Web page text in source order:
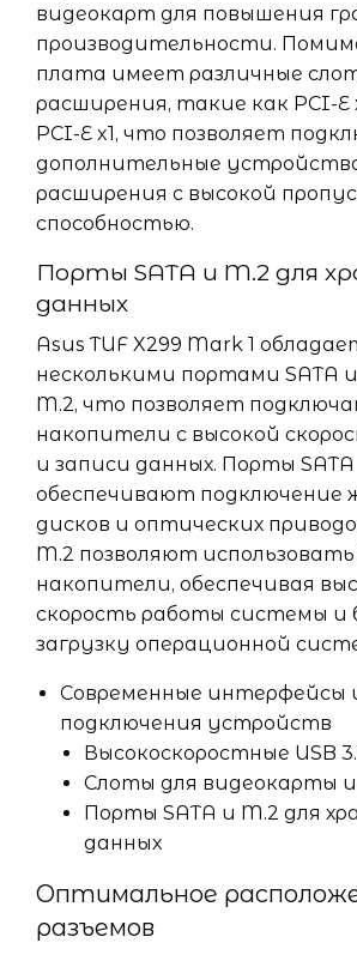
видеокарт для повышения
производительности.
плата имеет различные
расширения, такие как PCI-E
PCI-E x1, что позволяет
дополнительные
расширения с высокой
способностью.
Порты SATA и M.2 для
данных
Asus TUF X299 Mark 1
несколькими портами SATA
M.2, что позволяет
накопители с высокой
и записи данных. Порты SATA
обеспечивают подключение
дисков и оптических
M.2 позволяют использовать
накопители, обеспечивая
скорость работы системы и
загрузку операционной
Современные интерфейсы
подключения устройств
Высокоскоростные USB
Слоты для видеокарты
Порты SATA и M.2 для
данных
Оптимальное
разъемов